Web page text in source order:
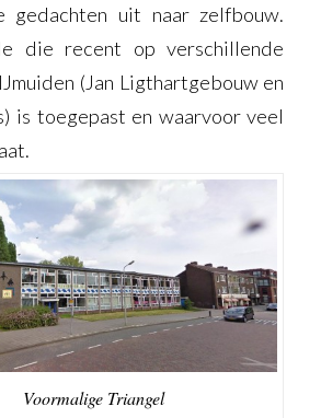
gedachten uit naar zelfbouw.
die recent op verschillende
(Jan Ligthartgebouw en
is toegepast en waarvoor veel
Voormalige Triangel